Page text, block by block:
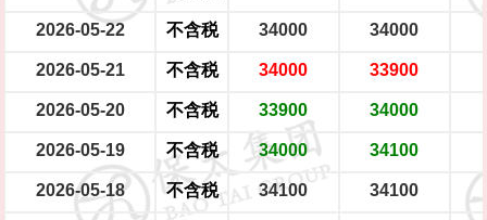
2026-05-22 不含税 34000 34000
2026-05-21 不含税 34000 33900
2026-05-20 不含税 33900 34000
2026-05-19 不含税 34000 34100
2026-05-18 不含税 34100 34100